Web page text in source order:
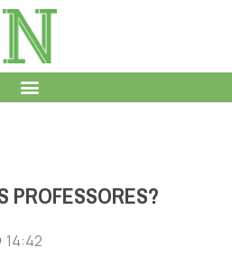
PROFESSORES?
14:42